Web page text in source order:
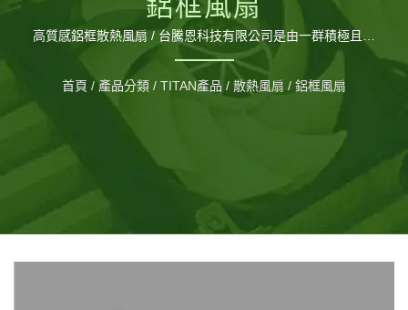
高質感鋁框散熱風扇 / 台騰恩科技有限公司是由一群積極且具
有專業技術的團隊所組成。TITAN的總公司設立於台灣，分公
司則設立於德國，並在大陸廣東省擁有1間工廠，佔地約
20,000平方公尺以及約460位員工，每月可生產120萬個風
首頁 / 產品分類 / TITAN產品 / 散熱風扇 / 鋁框風扇